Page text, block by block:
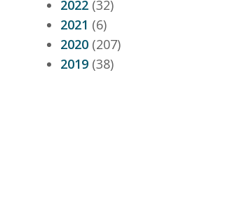
2022 (32)
2021 (6)
2020 (207)
2019 (38)